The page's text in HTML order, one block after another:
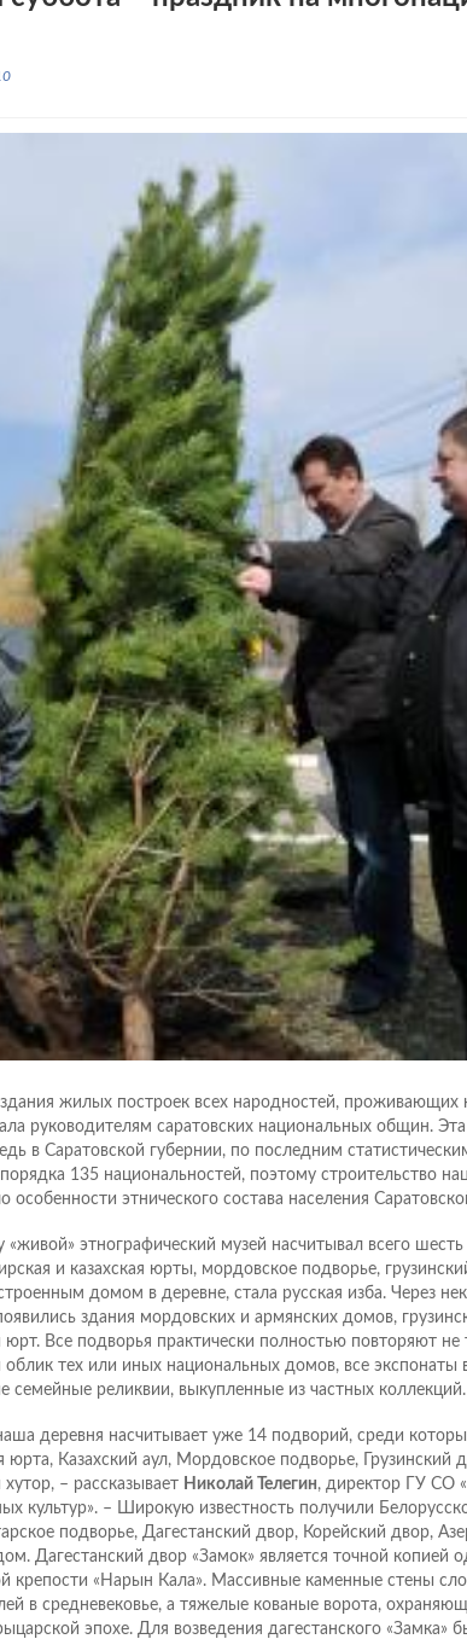
жилых построек всех народностей, проживающих
руководителям саратовских национальных общин.
в Саратовской губернии, по последним
135 национальностей, поэтому строительство
особенности этнического состава населения
«живой» этнографический музей насчитывал всего
и казахская юрты, мордовское подворье,
домом в деревне, стала русская изба. Через
здания мордовских и армянских домов,
юрт. Все подворья практически полностью повторяют
облик тех или иных национальных домов, все экспонаты
семейные реликвии, выкупленные из частных коллекций.
деревня насчитывает уже 14 подворий, среди
юрта, Казахский аул, Мордовское подворье, Грузинский
– рассказывает Николай Телегин, директор ГУ СО
культур». – Широкую известность получили
подворье, Дагестанский двор, Корейский двор,
Дагестанский двор «Замок» является точной копией
крепости «Нарын Кала». Массивные каменные стены
в средневековье, а тяжелые кованые ворота,
эпохе. Для возведения дагестанского «Замка»